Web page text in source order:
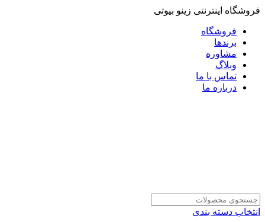
فروشگاه اینترنتی زینو بیوتی
فروشگاه
برندها
مشاوره
وبلاگ
تماس با ما
درباره ما
انتخاب دسته بندی